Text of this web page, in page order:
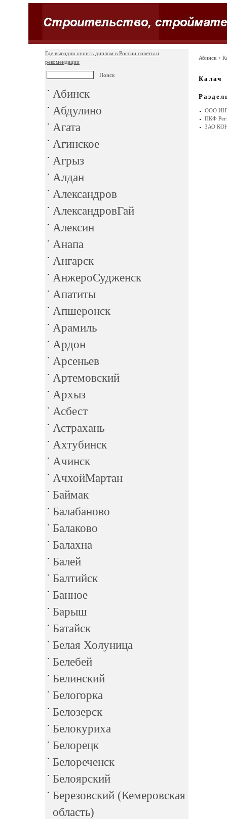
Где выгодно купить диплом в России советы и
рекомендации
Абинск
Абдулино
Агата
Агинское
Агрыз
Алдан
Александров
АлександровГай
Алексин
Анапа
Ангарск
АнжероСудженск
Апатиты
Апшеронск
Арамиль
Ардон
Арсеньев
Артемовский
Архыз
Асбест
Астрахань
Ахтубинск
Ачинск
АчхойМартан
Баймак
Балабаново
Балаково
Балахна
Балей
Балтийск
Банное
Барыш
Батайск
Белая Холуница
Белебей
Белинский
Белогорка
Белозерск
Белокуриха
Белорецк
Белореченск
Белоярский
Березовский (Кемеровская
область)
Абинск >
Калач
ООО
ПКФ
ЗАО